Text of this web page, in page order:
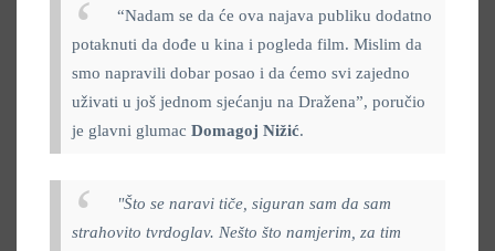
“Nadam se da će ova najava publiku dodatno
potaknuti da dođe u kina i pogleda film. Mislim da
smo napravili dobar posao i da ćemo svi zajedno
uživati u još jednom sjećanju na Dražena”, poručio
je glavni glumac Domagoj Nižić.
"Što se naravi tiče, siguran sam da sam
strahovito tvrdoglav. Nešto što namjerim, za tim